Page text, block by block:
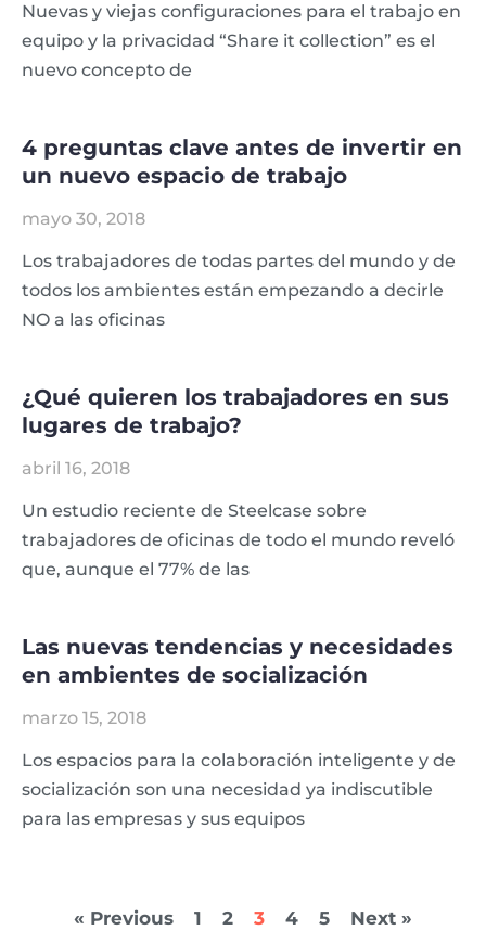
Nuevas y viejas configuraciones para el trabajo en
equipo y la privacidad “Share it collection” es el
nuevo concepto de
4 preguntas clave antes de invertir en
un nuevo espacio de trabajo
mayo 30, 2018
Los trabajadores de todas partes del mundo y de
todos los ambientes están empezando a decirle
NO a las oficinas
¿Qué quieren los trabajadores en sus
lugares de trabajo?
abril 16, 2018
Un estudio reciente de Steelcase sobre
trabajadores de oficinas de todo el mundo reveló
que, aunque el 77% de las
Las nuevas tendencias y necesidades
en ambientes de socialización
marzo 15, 2018
Los espacios para la colaboración inteligente y de
socialización son una necesidad ya indiscutible
para las empresas y sus equipos
« Previous 1 2 3 4 5 Next »